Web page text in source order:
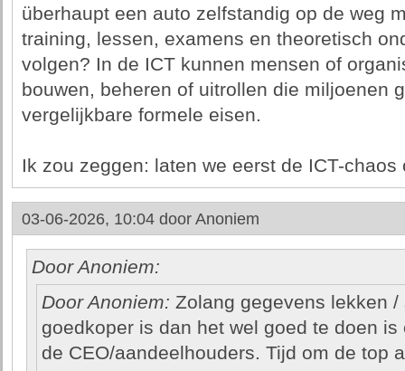
überhaupt een auto zelfstandig op de weg
training, lessen, examens en theoretisch
volgen? In de ICT kunnen mensen of
bouwen, beheren of uitrollen die miljoenen
vergelijkbare formele eisen.
Ik zou zeggen: laten we eerst de ICT-chaos
03-06-2026, 10:04 door Anoniem
Door Anoniem:
Door Anoniem: Zolang gegevens lekken
goedkoper is dan het wel goed te doen
de CEO/aandeelhouders. Tijd om de top